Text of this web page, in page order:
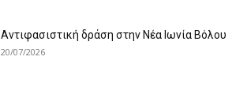
Αντιφασιστική δράση στην Νέα Ιωνία Βόλου
20/07/2026